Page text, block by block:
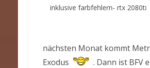
inklusive farbfehlern- rtx 2080ti
nächsten Monat kommt
Exodus
. Dann ist BFV